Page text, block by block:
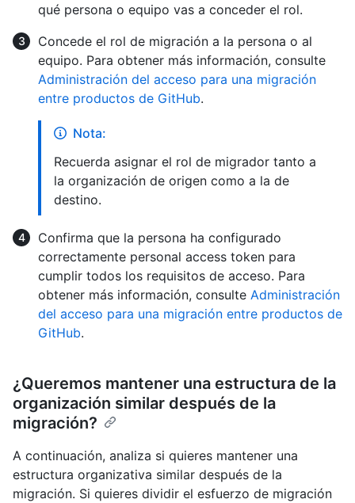
qué persona o equipo vas a conceder el rol.
Concede el rol de migración a la persona o al
equipo. Para obtener más información, consulte
Administración del acceso para una migración
entre productos de GitHub.
Nota:
Recuerda asignar el rol de migrador tanto a
la organización de origen como a la de
destino.
Confirma que la persona ha configurado
correctamente personal access token para
cumplir todos los requisitos de acceso. Para
obtener más información, consulte Administración
del acceso para una migración entre productos de
GitHub.
¿Queremos mantener una estructura de la
organización similar después de la
migración?
A continuación, analiza si quieres mantener una
estructura organizativa similar después de la
migración. Si quieres dividir el esfuerzo de migración